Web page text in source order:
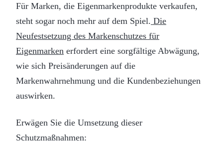
Für Marken, die Eigenmarkenprodukte verkaufen,
steht sogar noch mehr auf dem Spiel. Die
Neufestsetzung des Markenschutzes für
Eigenmarken erfordert eine sorgfältige Abwägung,
wie sich Preisänderungen auf die
Markenwahrnehmung und die Kundenbeziehungen
auswirken.
Erwägen Sie die Umsetzung dieser
Schutzmaßnahmen: